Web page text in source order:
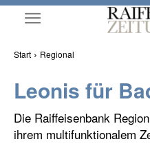
Start Regional
Leonis für
Die Raiffeisenbank
ihrem multifunktionalem